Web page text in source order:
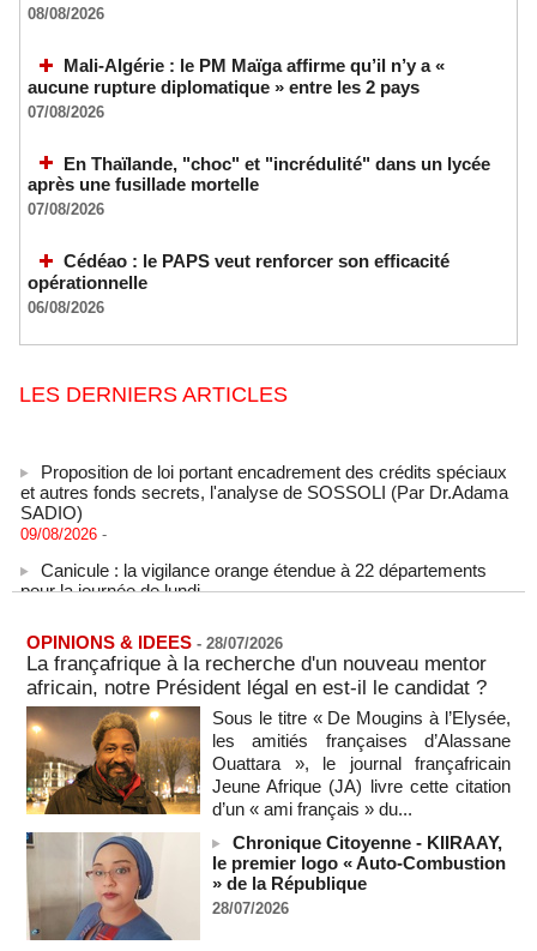
08/08/2026
Mali-Algérie : le PM Maïga affirme qu’il n’y a «
aucune rupture diplomatique » entre les 2 pays
07/08/2026
En Thaïlande, "choc" et "incrédulité" dans un lycée
après une fusillade mortelle
07/08/2026
Cédéao : le PAPS veut renforcer son efficacité
opérationnelle
06/08/2026
LES DERNIERS ARTICLES
et autres fonds secrets, l'analyse de SOSSOLI (Par Dr.Adama
SADIO)
09/08/2026
pour la journée de lundi
09/08/2026 -
États-Unis : le cancer de l’ancien président américain Joe
Biden s’est aggravé, annonce son fils
09/08/2026 -
Des échanges de frappes font cinq morts en Ukraine et en
Russie
09/08/2026 -
L'Iran exige pour rouvrir Ormuz que les Etats-Unis acceptent
"toutes" ses conditions
09/08/2026 -
Iran : « aucune négociation directe » en cours avec les
États-Unis
09/08/2026 -
Chine : plus d’un million de personnes évacuées avant
OPINIONS & IDEES - 28/07/2026
La françafrique à la recherche d'un nouveau mentor
africain, notre Président légal en est-il le candidat ?
Sous le titre « De Mougins à l’Elysée,
les amitiés françaises d’Alassane
Ouattara », le journal françafricain
Jeune Afrique (JA) livre cette citation
d’un « ami français » du...
Chronique Citoyenne - KIIRAAY,
le premier logo « Auto-Combustion
» de la République
28/07/2026